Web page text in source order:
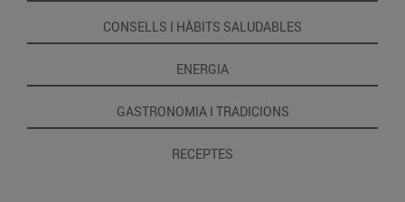
CONSELLS I HÀBITS SALUDABLES
ENERGIA
GASTRONOMIA I TRADICIONS
RECEPTES